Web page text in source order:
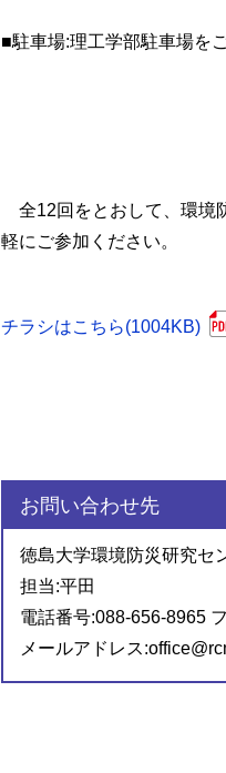
■駐車場:理工学部駐車場を
全12回をとおして、環境
軽にご参加ください。
チラシはこちら(1004KB)
お問い合わせ先
徳島大学環境防災研究セ
担当:平田
電話番号:088-656-8965
メールアドレス